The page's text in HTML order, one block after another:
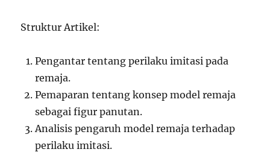
Struktur Artikel:
Pengantar tentang perilaku imitasi pada
remaja.
Pemaparan tentang konsep model remaja
sebagai figur panutan.
Analisis pengaruh model remaja terhadap
perilaku imitasi.